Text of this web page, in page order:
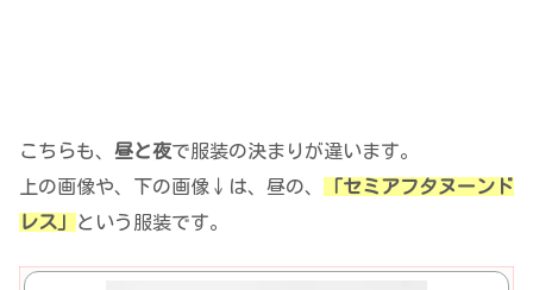
こちらも、 昼と夜で服装の決まりが違います。
上の画像や、下の画像↓は、昼の、
「セミアフタヌーンド
レス」
という服装です。